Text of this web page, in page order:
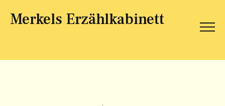
Merkels Erzählkabinett